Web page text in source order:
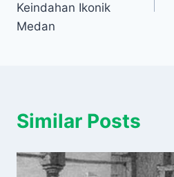
Keindahan Ikonik
Medan
Similar Posts